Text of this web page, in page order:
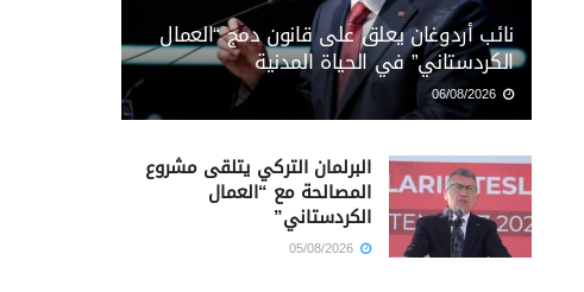
نائب أردوغان يعلق على قانون دمج “العمال
الكردستاني” في الحياة المدنية
البرلمان التركي يتلقى مشروع
المصالحة مع “العمال
الكردستاني”